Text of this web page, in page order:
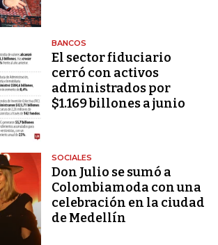
BANCOS
El sector fiduciario
cerró con activos
administrados por
$1.169 billones a junio
SOCIALES
Don Julio se sumó a
Colombiamoda con una
celebración en la ciudad
de Medellín